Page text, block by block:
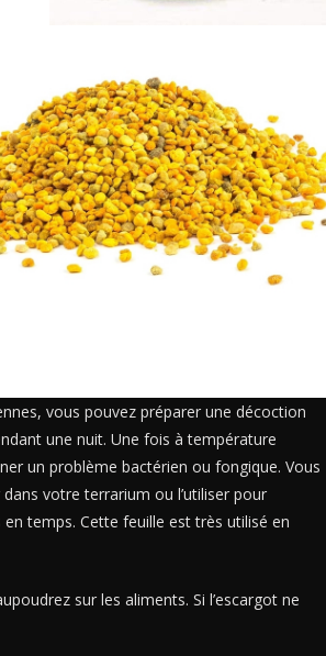
vous pouvez préparer une décoction
une nuit. Une fois à température
un problème bactérien ou fongique. Vous
votre terrarium ou l’utiliser pour
temps. Cette feuille est très utilisé en
sur les aliments. Si l’escargot ne